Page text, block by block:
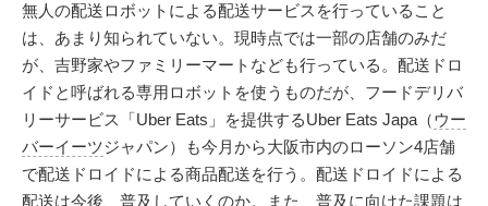
無人の配送ロボットによる配送サービスを行っていること
は、あまり知られていない。現時点では一部の店舗のみだ
が、吉野家やファミリーマートなども行っている。配送ドロ
イドと呼ばれる専用ロボットを使うものだが、フードデリバ
リーサービス「Uber Eats」を提供するUber Eats Japa（ウー
バーイーツジャパン）も今月から大阪市内のローソン4店舗
で配送ドロイドによる商品配送を行う。配送ドロイドによる
配送は今後、普及していくのか。また、普及に向けた課題は